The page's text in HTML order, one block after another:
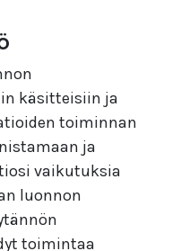
käsitteisiin ja
toiminnan
ja
vaikutuksia
luonnon
toimintaa